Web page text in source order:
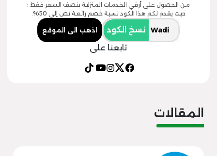
من الحصول على أرقي الخدمات المنزلية بنصف السعر فقط ؛
حيث يقدم لكم هذا الكود نسبة خصم رائعة تص إلى 50%.
نسخ الكود اذهب الى الموقع
تابعنا على
المقالات